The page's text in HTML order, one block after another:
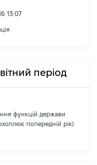
13:07
період
функцій держави
попередній рік)